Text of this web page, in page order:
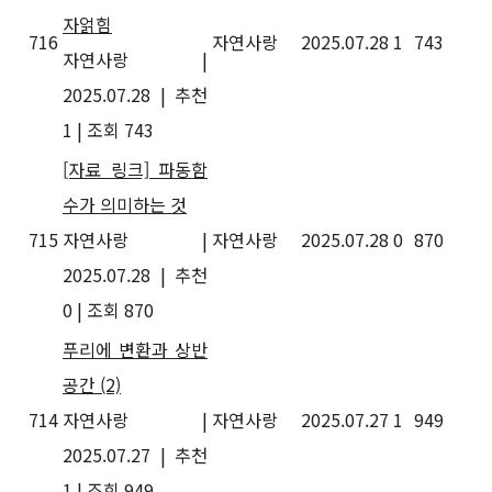
716
자얽힘
자연사랑
|
2025.07.28 | 추천
1 | 조회 743
자연사랑 2025.07.28 1 743
715
[자료 링크] 파동함
수가 의미하는 것
자연사랑
|
2025.07.28 | 추천
0 | 조회 870
자연사랑 2025.07.28 0 870
714
푸리에 변환과 상반
공간 (2)
자연사랑
|
2025.07.27 | 추천
자연사랑 2025.07.27 1 949